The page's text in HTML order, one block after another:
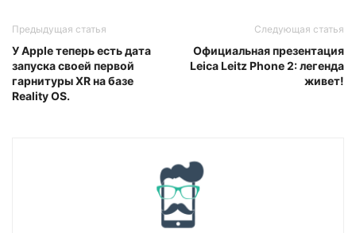
Предыдущая статья
У Apple теперь есть дата
запуска своей первой
гарнитуры XR на базе
Reality OS.
Следующая статья
Официальная презентация
Leica Leitz Phone 2: легенда
живет!